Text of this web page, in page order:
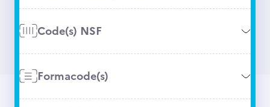
Code(s) NSF
Formacode(s)